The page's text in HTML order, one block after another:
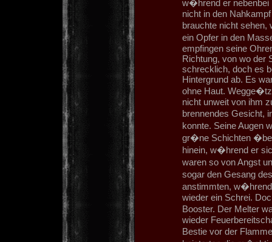
w�hrend er nebenbei
nicht in den
brauchte nicht
ein Opfer in den
empfingen seine
Richtung, von wo der
schrecklich, doch es
Hintergrund ab. Es
ohne Haut.
nicht unweit von ihm
brennendes Gesicht,
konnte. Seine Augen
gr�ne Schichten
hinein, w�hrend er
waren so von Angst
sogar den Gesang
anstimmten,
wieder ein Schrei.
Booster. Der Melter
wieder
Bestie vor der